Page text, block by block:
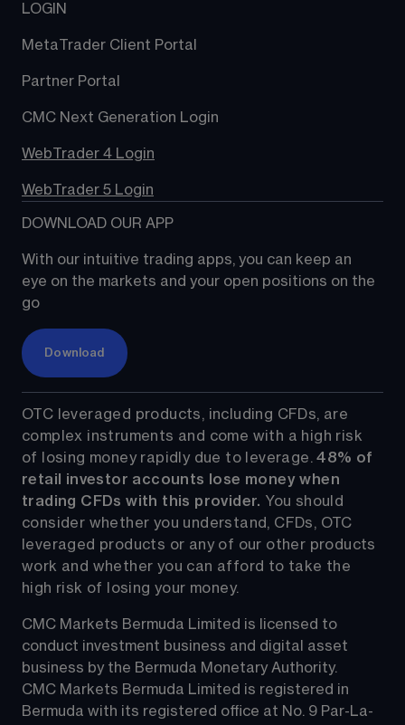
LOGIN
MetaTrader Client Portal
Partner Portal
CMC Next Generation Login
WebTrader 4 Login
WebTrader 5 Login
DOWNLOAD OUR APP
With our intuitive trading apps, you can keep an
eye on the markets and your open positions on the
go
Download
OTC leveraged products, including CFDs, are
complex instruments and come with a high risk
of losing money rapidly due to leverage. 48% of
retail investor accounts lose money when
trading CFDs with this provider. You should
consider whether you understand, CFDs, OTC
leveraged products or any of our other products
work and whether you can afford to take the
high risk of losing your money.
CMC Markets Bermuda Limited is licensed to
conduct investment business and digital asset
business by the Bermuda Monetary Authority.
CMC Markets Bermuda Limited is registered in
Bermuda with its registered office at No. 9 Par-La-